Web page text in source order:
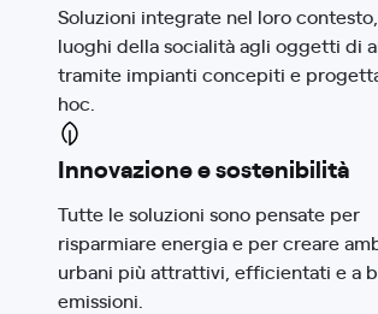
Soluzioni integrate nel loro
luoghi della socialità agli oggetti di
tramite impianti concepiti e
hoc.
Innovazione e sostenibilità
Tutte le soluzioni sono pensate per
risparmiare energia e per creare
urbani più attrattivi, efficientati e a
emissioni.